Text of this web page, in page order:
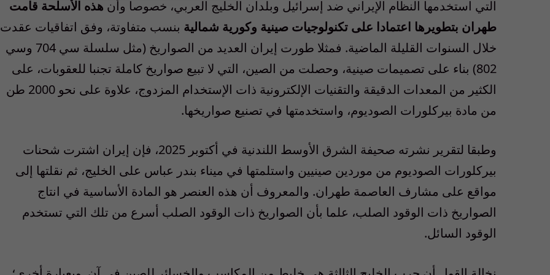
التي استخدمها النظام الإيراني ضد إسرائيل وبلدان الخليج العربي، خصوصا وأن هذه الأسلحة قامت
طهران بتطويرها اعتمادا على تكنولوجيات صينية وكورية شمالية بنسب متفاوتة، وفق اتفاقيات عقدت
خلال السنوات القليلة الماضية
. فمثلا طورت إيران العديد من الصواريخ (مثل سلسلة سي 704 وسي
802) بناء على تصميمات صينية، وحصلت من الصين، التي لا تبيع صواريخ كاملة تجنبا للعقوبات، على
الكثير من المعدات الدقيقة والتقنيات الإلكترونية
ذات الإستخدام المزدوج، علاوة على نحو 2000 طن
من مادة بيركلورات الصوديوم، واستخدمتها في تصنيع صواريخها.
وطبقا لتقرير نشرته صحيفة الشرق الأوسط اللندنية في أكتوبر
، فإن إيران اشترت شحنات
بيركلورات الصوديوم من موردين صينيين واستلمتها في ميناء بندر عباس على الخليج، ثم نقلتها إلى
مواقع على مشارف العاصمة طهران. والمعروف أن هذه العنصر هو المادة الأساسية في انتاج
الصواريخ ذات الوقود الصلب، علما بأن الصواريخ ذات الوقود الصلب أسرع من تلك التي تستخدم
الوقود السائل.